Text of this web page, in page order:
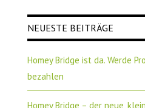
NEUESTE BEITRÄGE
Homey Bridge ist da. Werde
bezahlen
Homey Bridge – der neue,